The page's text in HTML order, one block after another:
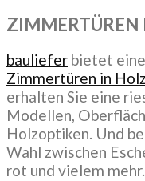
bauliefer bietet
Zimmertüren in
erhalten Sie eine
Modellen,
Holzoptiken. Und
Wahl zwischen
rot und vielem mehr.